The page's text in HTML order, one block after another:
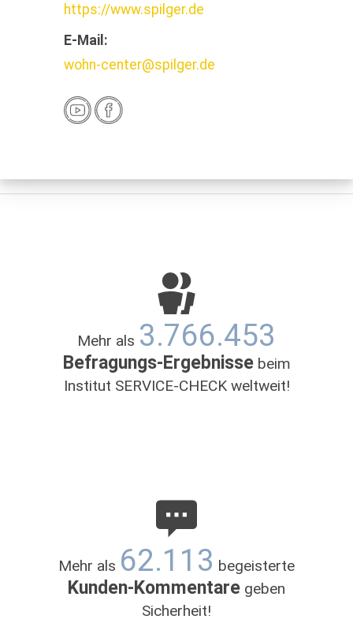
https://www.spilger.de
E-Mail:
wohn-center@spilger.de
Freitag
10:00 - 19:00
Samstag
10:00 - 18:00
Mehr als 3.766.453
Befragungs-Ergebnissebeim
Institut SERVICE-CHECK weltweit!
Mehr als 62.113 begeisterte
Kunden-Kommentare geben
Sicherheit!